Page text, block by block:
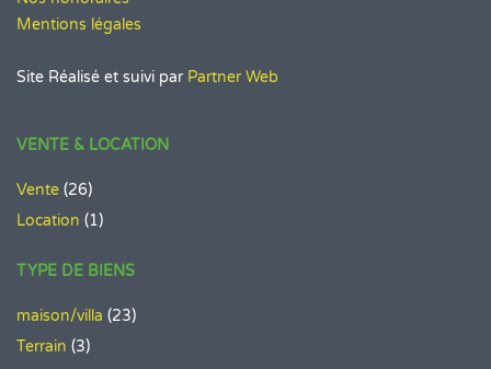
Mentions légales
Site Réalisé et suivi par Partner Web
VENTE & LOCATION
Vente (26)
Location (1)
TYPE DE BIENS
maison/villa (23)
Terrain (3)